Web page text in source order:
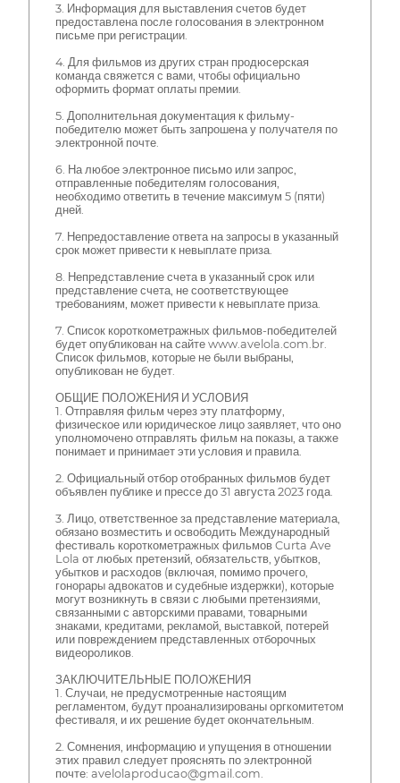
3. Информация для выставления счетов будет
предоставлена после голосования в электронном
письме при регистрации.
4. Для фильмов из других стран продюсерская
команда свяжется с вами, чтобы официально
оформить формат оплаты премии.
5. Дополнительная документация к фильму-
победителю может быть запрошена у получателя по
электронной почте.
6. На любое электронное письмо или запрос,
отправленные победителям голосования,
необходимо ответить в течение максимум 5 (пяти)
дней.
7. Непредоставление ответа на запросы в указанный
срок может привести к невыплате приза.
8. Непредставление счета в указанный срок или
представление счета, не соответствующее
требованиям, может привести к невыплате приза.
7. Список короткометражных фильмов-победителей
будет опубликован на сайте www.avelola.com.br.
Список фильмов, которые не были выбраны,
опубликован не будет.
ОБЩИЕ ПОЛОЖЕНИЯ И УСЛОВИЯ
1. Отправляя фильм через эту платформу,
физическое или юридическое лицо заявляет, что оно
уполномочено отправлять фильм на показы, а также
понимает и принимает эти условия и правила.
2. Официальный отбор отобранных фильмов будет
объявлен публике и прессе до 31 августа 2023 года.
3. Лицо, ответственное за представление материала,
обязано возместить и освободить Международный
фестиваль короткометражных фильмов Curta Ave
Lola от любых претензий, обязательств, убытков,
убытков и расходов (включая, помимо прочего,
гонорары адвокатов и судебные издержки), которые
могут возникнуть в связи с любыми претензиями,
связанными с авторскими правами, товарными
знаками, кредитами, рекламой, выставкой, потерей
или повреждением представленных отборочных
видеороликов.
ЗАКЛЮЧИТЕЛЬНЫЕ ПОЛОЖЕНИЯ
1. Случаи, не предусмотренные настоящим
регламентом, будут проанализированы оргкомитетом
фестиваля, и их решение будет окончательным.
2. Сомнения, информацию и упущения в отношении
этих правил следует прояснять по электронной
почте: avelolaproducao@gmail.com.